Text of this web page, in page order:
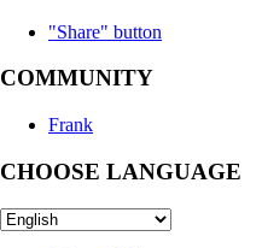
"Share" button
COMMUNITY
Frank
CHOOSE LANGUAGE